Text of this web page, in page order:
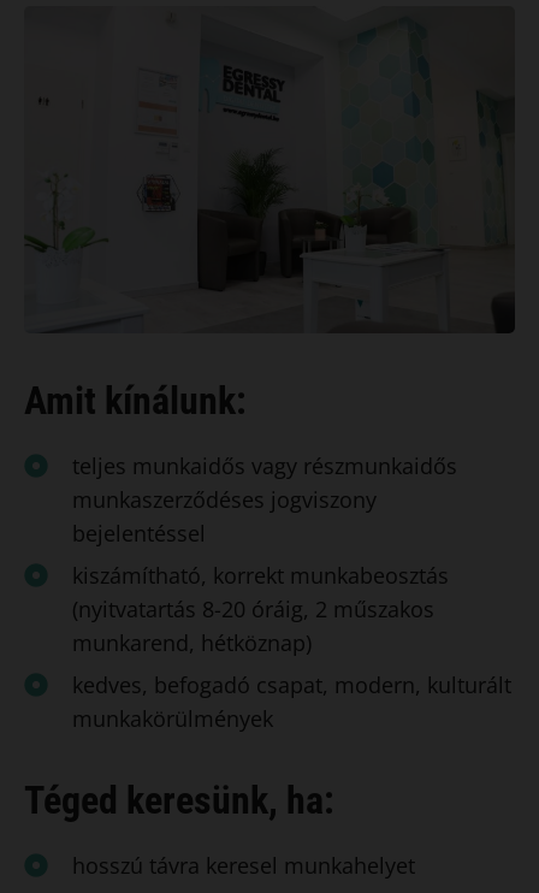
Amit kínálunk:
teljes munkaidős vagy részmunkaidős
munkaszerződéses jogviszony
bejelentéssel
kiszámítható, korrekt munkabeosztás
(nyitvatartás 8-20 óráig, 2 műszakos
munkarend, hétköznap)
kedves, befogadó csapat, modern, kulturált
munkakörülmények
Téged keresünk, ha:
hosszú távra keresel munkahelyet